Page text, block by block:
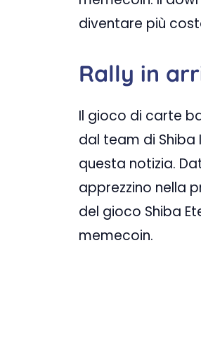
diventare più
Rally in
Il gioco di carte
dal team di Shiba
questa notizia.
apprezzino nella
del gioco Shiba
memecoin.